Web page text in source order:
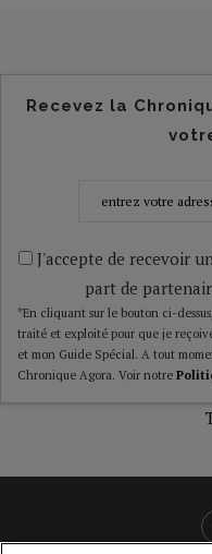
Recevez la
J'accepte de recevoir
part de
*En cliquant sur le bouton ci-
traité et exploité pour que je
et mon Guide Spécial. A tout
Chronique Agora. Voir notre